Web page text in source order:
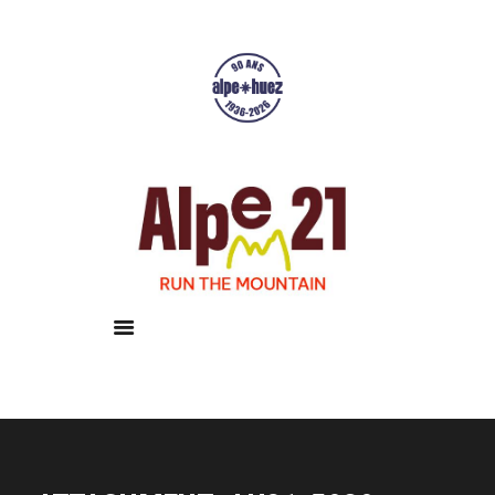
Résultats
Galerie
Infos pratiques